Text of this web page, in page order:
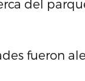
del
fueron